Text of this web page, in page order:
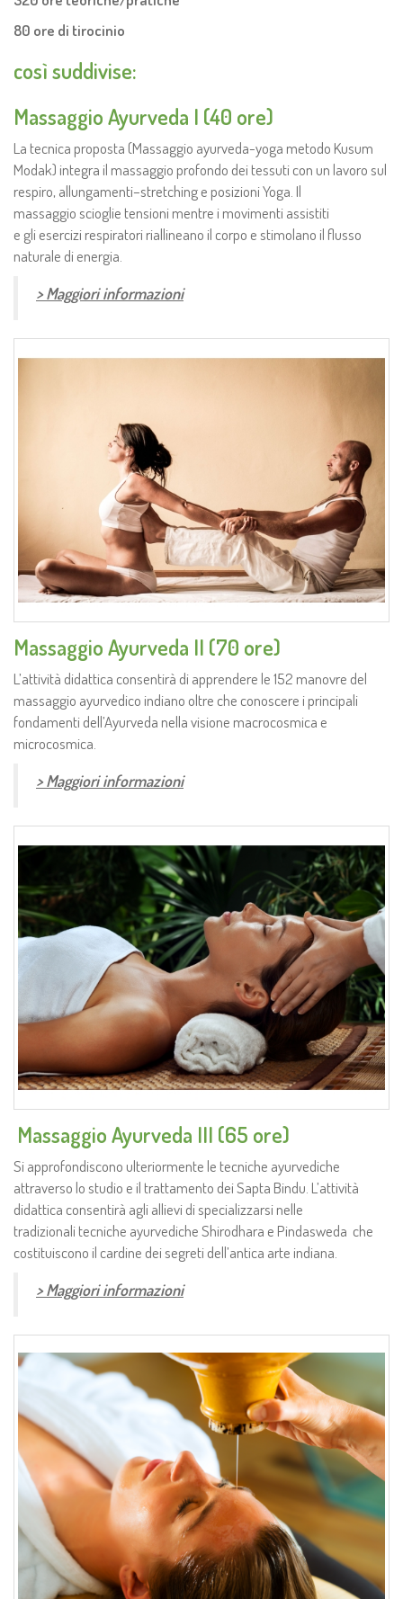
80 ore di tirocinio
così suddivise:
Massaggio Ayurveda I (40 ore)
La tecnica proposta (Massaggio ayurveda-yoga metodo Kusum
Modak) integra il massaggio profondo dei tessuti con un lavoro sul
respiro, allungamenti–stretching e posizioni Yoga. Il
massaggio scioglie tensioni mentre i movimenti assistiti
e gli esercizi respiratori riallineano il corpo e stimolano il flusso
naturale di energia.
> Maggiori informazioni
Massaggio Ayurveda II (70 ore)
L’attività didattica consentirà di apprendere le 152 manovre del
massaggio ayurvedico indiano oltre che conoscere i principali
fondamenti dell’Ayurveda nella visione macrocosmica e
microcosmica.
> Maggiori informazioni
Massaggio Ayurveda III (65 ore)
Si approfondiscono ulteriormente le tecniche ayurvediche
attraverso lo studio e il trattamento dei Sapta Bindu. L’attività
didattica consentirà agli allievi di specializzarsi nelle
tradizionali tecniche ayurvediche Shirodhara e Pindasweda che
costituiscono il cardine dei segreti dell’antica arte indiana.
> Maggiori informazioni